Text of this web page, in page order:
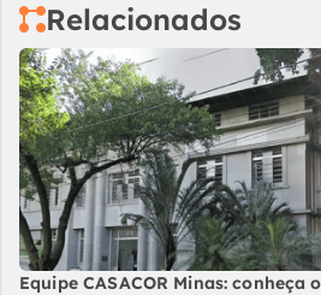
Relacionados
Equipe CASACOR Minas: